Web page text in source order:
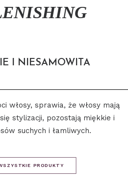
I NIESAMOWITA
włosy, sprawia, że włosy mają
stylizacji, pozostają miękkie i
suchych i łamliwych.
PRODUKTY